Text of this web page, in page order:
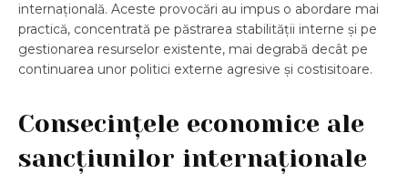
internațională. Aceste provocări au impus o abordare mai
practică, concentrată pe păstrarea stabilității interne și pe
gestionarea resurselor existente, mai degrabă decât pe
continuarea unor politici externe agresive și costisitoare.
Consecințele economice ale
sancțiunilor internaționale